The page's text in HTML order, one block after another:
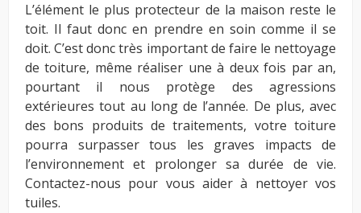
L’élément le plus protecteur de la maison reste le
toit. Il faut donc en prendre en soin comme il se
doit. C’est donc très important de faire le nettoyage
de toiture, même réaliser une à deux fois par an,
pourtant il nous protège des agressions
extérieures tout au long de l’année. De plus, avec
des bons produits de traitements, votre toiture
pourra surpasser tous les graves impacts de
l’environnement et prolonger sa durée de vie.
Contactez-nous pour vous aider à nettoyer vos
tuiles.